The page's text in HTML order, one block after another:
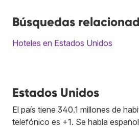
Búsquedas
Hoteles en Estados Unidos
Estados Unidos
El país tiene 340.1 millones de
telefónico es +1. Se habla